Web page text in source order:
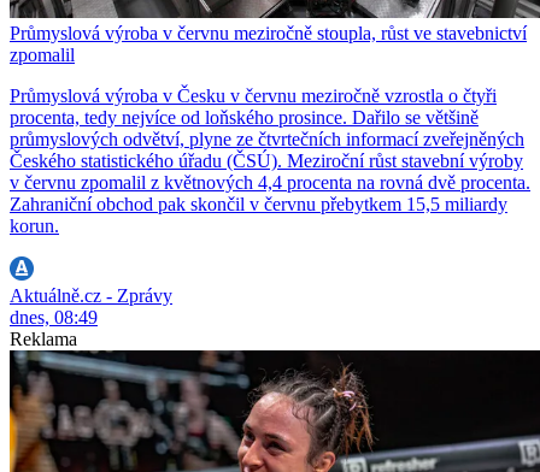
Průmyslová výroba v červnu meziročně stoupla, růst ve stavebnictví
zpomalil
Průmyslová výroba v Česku v červnu meziročně vzrostla o čtyři
procenta, tedy nejvíce od loňského prosince. Dařilo se většině
průmyslových odvětví, plyne ze čtvrtečních informací zveřejněných
Českého statistického úřadu (ČSÚ). Meziroční růst stavební výroby
v červnu zpomalil z květnových 4,4 procenta na rovná dvě procenta.
Zahraniční obchod pak skončil v červnu přebytkem 15,5 miliardy
korun.
Aktuálně.cz - Zprávy
dnes, 08:49
Reklama